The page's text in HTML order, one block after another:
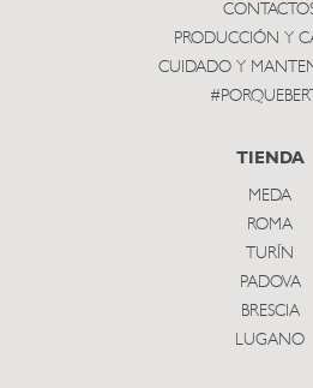
PRODUCCIÓN Y
CUIDADO Y
TIENDA
MEDA
ROMA
TURÍN
PADOVA
BRESCIA
LUGANO